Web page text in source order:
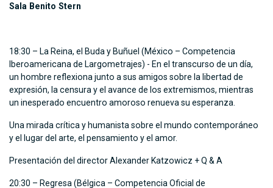
Sala Benito Stern
18:30 – La Reina, el Buda y Buñuel (México – Competencia
Iberoamericana de Largometrajes) - En el transcurso de un día,
un hombre reflexiona junto a sus amigos sobre la libertad de
expresión, la censura y el avance de los extremismos, mientras
un inesperado encuentro amoroso renueva su esperanza.
Una mirada crítica y humanista sobre el mundo contemporáneo
y el lugar del arte, el pensamiento y el amor.
Presentación del director Alexander Katzowicz + Q & A
20:30 – Regresa (Bélgica – Competencia Oficial de